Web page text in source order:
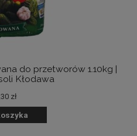
do przetworów 1.10kg |
Kłodawa
zł